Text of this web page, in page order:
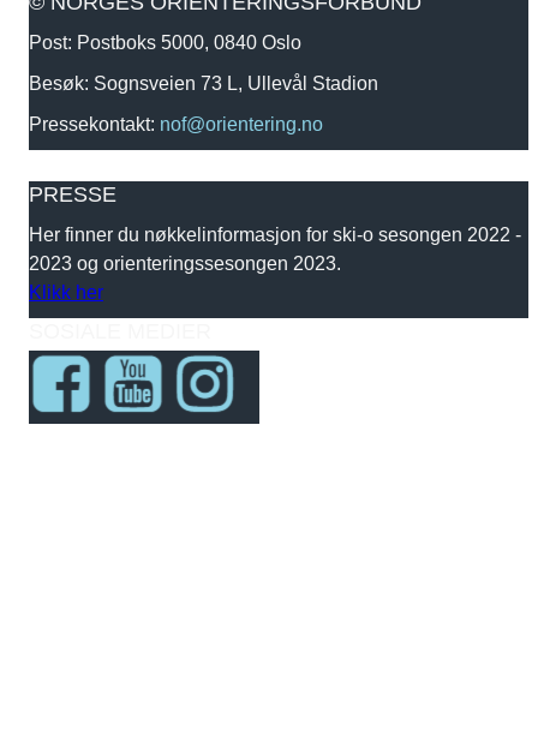
Post: Postboks 5000, 0840 Oslo
Besøk: Sognsveien 73 L, Ullevål Stadion
Pressekontakt: nof@orientering.no
PRESSE
Her finner du nøkkelinformasjon for ski-o sesongen 2022 -
2023 og orienteringssesongen 2023.
Klikk her